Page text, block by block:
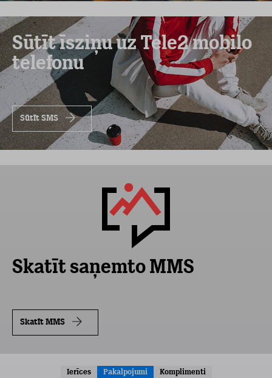
Sūtīt īsziņu uz Tele2 mobilo
telefonu
Sūtīt SMS
Skatīt saņemto MMS
Skatīt MMS
Ierīces Pakalpojumi Komplimenti